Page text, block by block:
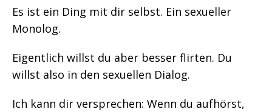
Es ist ein Ding mit dir selbst. Ein sexueller
Monolog.
Eigentlich willst du aber besser flirten. Du
willst also in den sexuellen Dialog.
Ich kann dir versprechen: Wenn du aufhörst,